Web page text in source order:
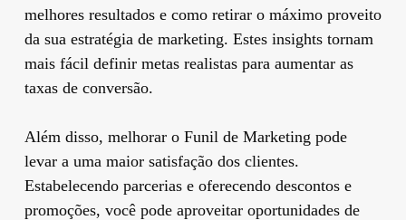
melhores resultados e como retirar o máximo proveito
da sua estratégia de marketing. Estes insights tornam
mais fácil definir metas realistas para aumentar as
taxas de conversão.
Além disso, melhorar o Funil de Marketing pode
levar a uma maior satisfação dos clientes.
Estabelecendo parcerias e oferecendo descontos e
promoções, você pode aproveitar oportunidades de